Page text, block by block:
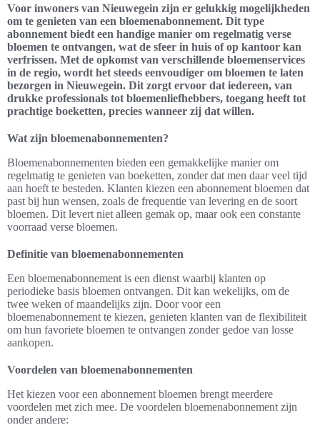
Voor inwoners van Nieuwegein zijn er gelukkig mogelijkheden
om te genieten van een bloemenabonnement. Dit type
abonnement biedt een handige manier om regelmatig verse
bloemen te ontvangen, wat de sfeer in huis of op kantoor kan
verfrissen. Met de opkomst van verschillende bloemenservices
in de regio, wordt het steeds eenvoudiger om bloemen te laten
bezorgen in Nieuwegein. Dit zorgt ervoor dat iedereen, van
drukke professionals tot bloemenliefhebbers, toegang heeft tot
prachtige boeketten, precies wanneer zij dat willen.
Wat zijn bloemenabonnementen?
Bloemenabonnementen bieden een gemakkelijke manier om
regelmatig te genieten van boeketten, zonder dat men daar veel tijd
aan hoeft te besteden. Klanten kiezen een abonnement bloemen dat
past bij hun wensen, zoals de frequentie van levering en de soort
bloemen. Dit levert niet alleen gemak op, maar ook een constante
voorraad verse bloemen.
Definitie van bloemenabonnementen
Een bloemenabonnement is een dienst waarbij klanten op
periodieke basis bloemen ontvangen. Dit kan wekelijks, om de
twee weken of maandelijks zijn. Door voor een
bloemenabonnement te kiezen, genieten klanten van de flexibiliteit
om hun favoriete bloemen te ontvangen zonder gedoe van losse
aankopen.
Voordelen van bloemenabonnementen
Het kiezen voor een abonnement bloemen brengt meerdere
voordelen met zich mee. De voordelen bloemenabonnement zijn
onder andere: